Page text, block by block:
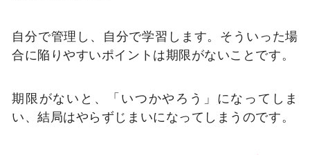
自分で管理し、自分で学習します。そういった場
合に陥りやすいポイントは期限がないことです。
期限がないと、「いつかやろう」になってしま
い、結局はやらずじまいになってしまうのです。